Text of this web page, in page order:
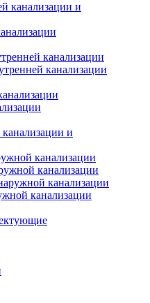
канализации и
канализации
канализации
и
канализации
канализации
канализации
канализации